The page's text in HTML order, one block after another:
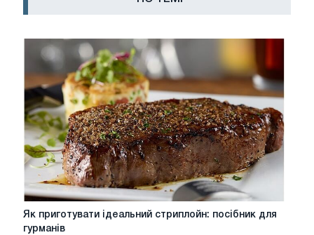
Як
приготувати
Як приготувати ідеальний стриплойн: посібник для
гурманів